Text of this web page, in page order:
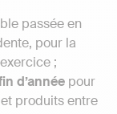
passée en
pour la
;
d’année pour
produits entre